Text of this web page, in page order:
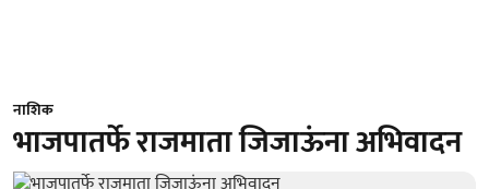
नाशिक
भाजपातर्फे राजमाता जिजाऊंना अभिवादन